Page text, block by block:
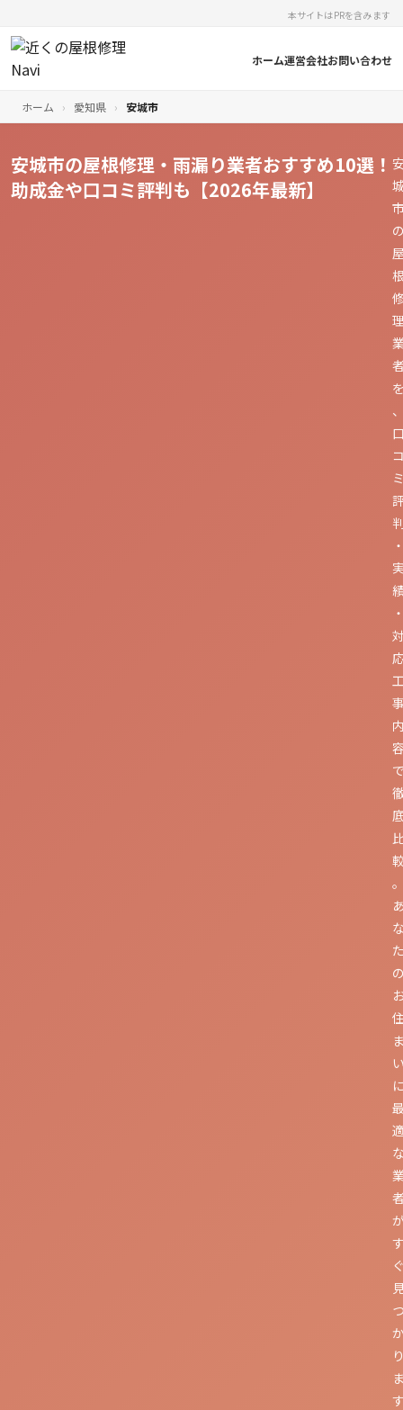
本サイトはPRを含みます
ホーム運営会社お問い合わせ
ホーム › 愛知県 › 安城市
安城市の屋根修理・雨漏り業者おすすめ10選！
助成金や口コミ評判も【2026年最新】